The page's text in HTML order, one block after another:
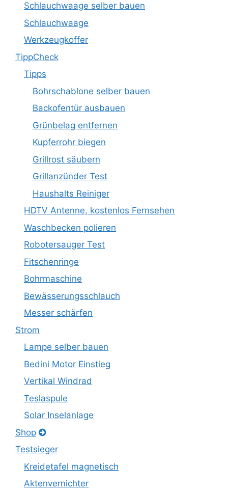
Schlauchwaage selber bauen
Schlauchwaage
Werkzeugkoffer
TippCheck
Tipps
Bohrschablone selber bauen
Backofentür ausbauen
Grünbelag entfernen
Kupferrohr biegen
Grillrost säubern
Grillanzünder Test
Haushalts Reiniger
HDTV Antenne, kostenlos Fernsehen
Waschbecken polieren
Robotersauger Test
Fitschenringe
Bohrmaschine
Bewässerungsschlauch
Messer schärfen
Strom
Lampe selber bauen
Bedini Motor Einstieg
Vertikal Windrad
Teslaspule
Solar Inselanlage
Shop
Testsieger
Kreidetafel magnetisch
Aktenvernichter